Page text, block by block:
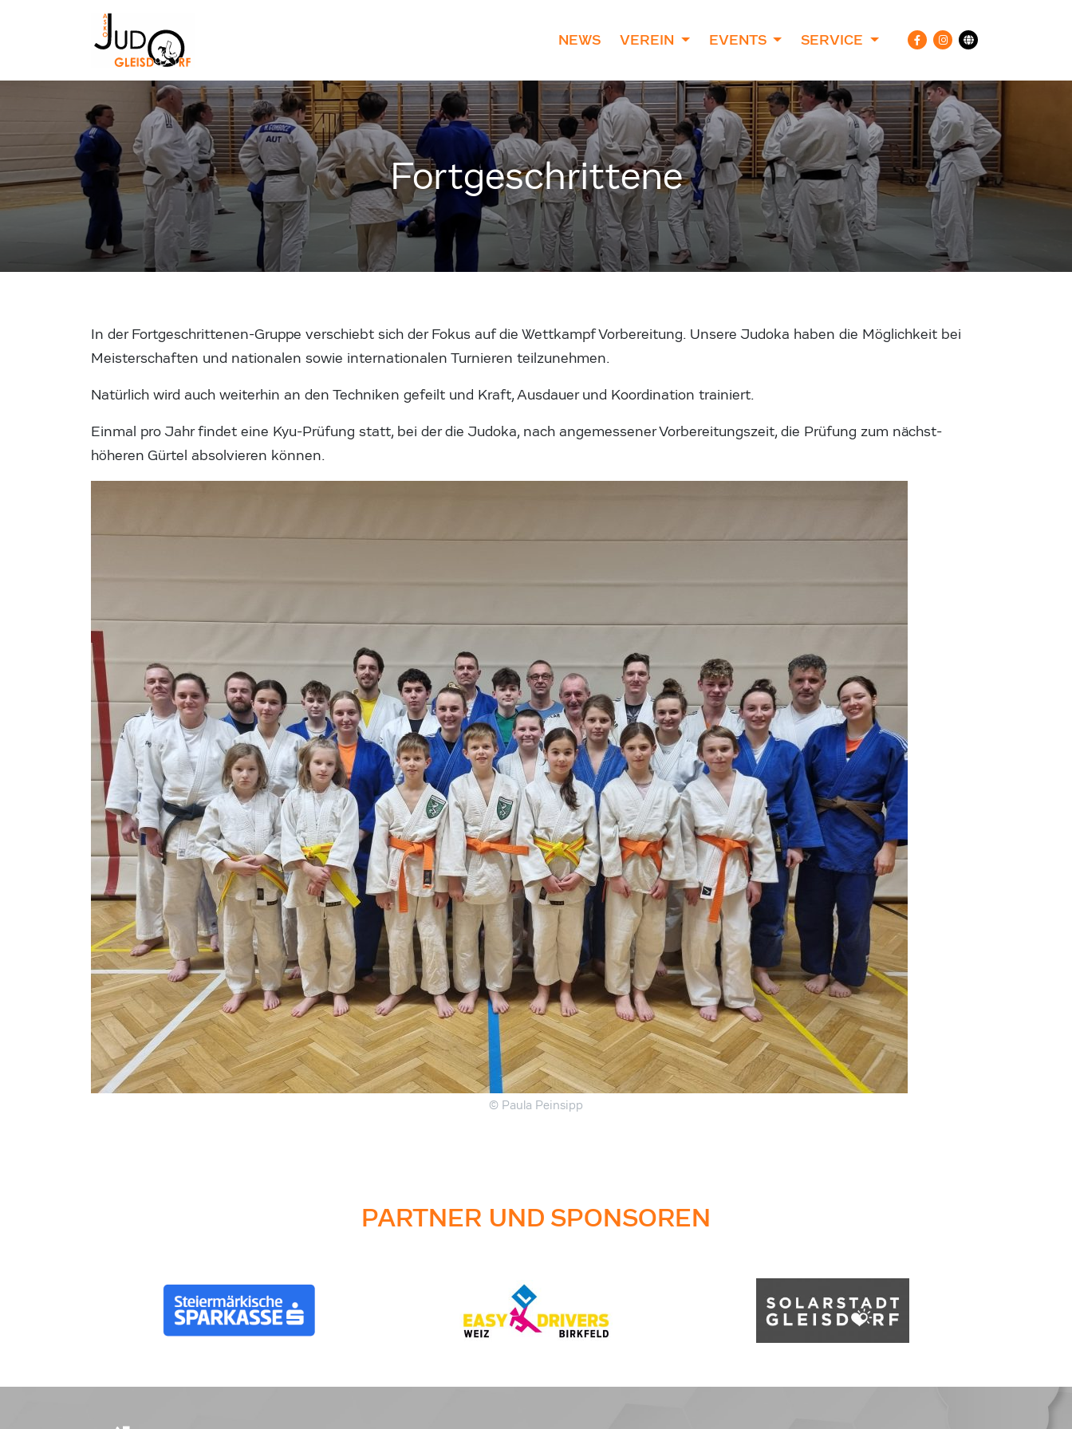
NEWS VEREIN EVENTS SERVICE
Fortgeschrittene
In der Fortgeschrittenen-Gruppe verschiebt sich der Fokus auf die Wettkampf Vorbereitung. Unsere Judoka haben die Möglichkeit bei
Meisterschaften und nationalen sowie internationalen Turnieren teilzunehmen.
Natürlich wird auch weiterhin an den Techniken gefeilt und Kraft, Ausdauer und Koordination trainiert.
Einmal pro Jahr findet eine Kyu-Prüfung statt, bei der die Judoka, nach angemessener Vorbereitungszeit, die Prüfung zum nächst-
höheren Gürtel absolvieren können.
© Paula Peinsipp
PARTNER UND SPONSOREN